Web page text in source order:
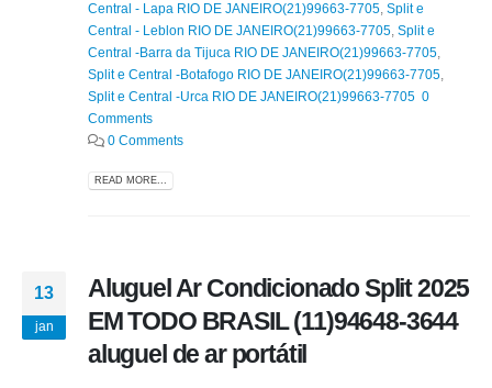
Central - Lapa RIO DE JANEIRO(21)99663-7705 Split e
Central - Leblon RIO DE JANEIRO(21)99663-7705 Split e
Central -Barra da Tijuca RIO DE JANEIRO(21)99663-7705
Split e Central -Botafogo RIO DE JANEIRO(21)99663-7705
Split e Central -Urca RIO DE JANEIRO(21)99663-7705 0
Comments
0 Comments
READ MORE...
13
jan
Aluguel Ar Condicionado Split 2025
EM TODO BRASIL (11)94648-3644
aluguel de ar portátil